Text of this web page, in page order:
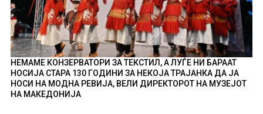
НЕМАМЕ КОНЗЕРВАТОРИ ЗА ТЕКСТИЛ, А ЛУЃЕ НИ БАРААТ
НОСИЈА СТАРА 130 ГОДИНИ ЗА НЕКОЈА ТРАЈАНКА ДА ЈА
НОСИ НА МОДНА РЕВИЈА, ВЕЛИ ДИРЕКТОРОТ НА МУЗЕЈОТ
НА МАКЕДОНИЈА